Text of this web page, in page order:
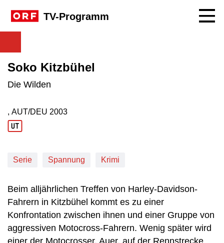
TV-Programm
Soko Kitzbühel
Die Wilden
Produktionsland: AUT/DEU
, AUT/DEU
Produktionsjahr: 2003
2003
Serie Spannung Krimi
Beim alljährlichen Treffen von Harley-Davidson-
Fahrern in Kitzbühel kommt es zu einer
Konfrontation zwischen ihnen und einer Gruppe von
aggressiven Motocross-Fahrern. Wenig später wird
einer der Motocrosser, Auer, auf der Rennstrecke